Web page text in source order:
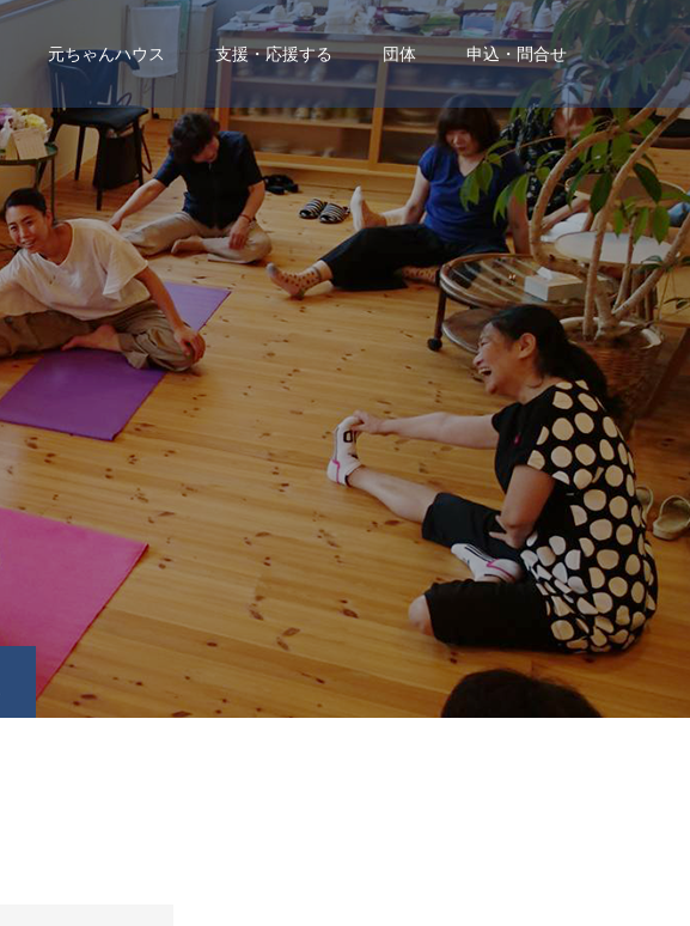
元ちゃんハウス 支援・応援する 団体 申込・問合せ